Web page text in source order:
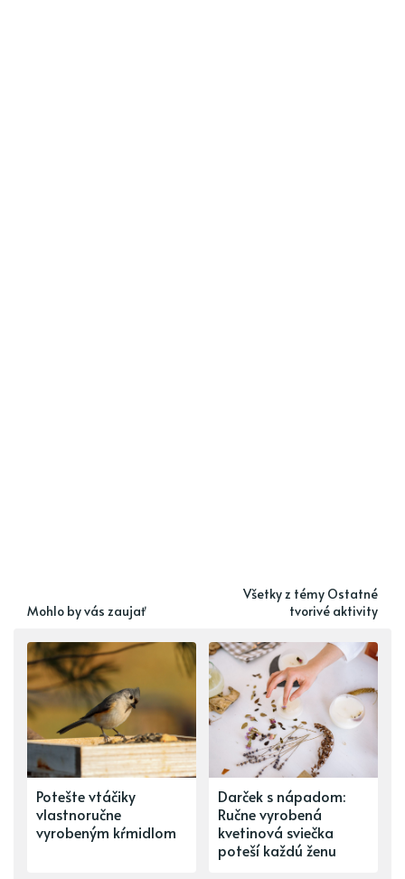
Mohlo by vás zaujať
Všetky z témy Ostatné
tvorivé aktivity
Potešte vtáčiky
vlastnoručne
vyrobeným kŕmidlom
Darček s nápadom:
Ručne vyrobená
kvetinová sviečka
poteší každú ženu